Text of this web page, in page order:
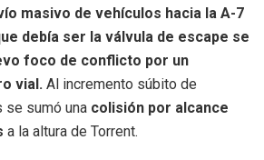
masivo de vehículos hacia la A-7
debía ser la válvula de escape se
foco de conflicto por un
vial. Al incremento súbito de
sumó una colisión por alcance
a la altura de Torrent.